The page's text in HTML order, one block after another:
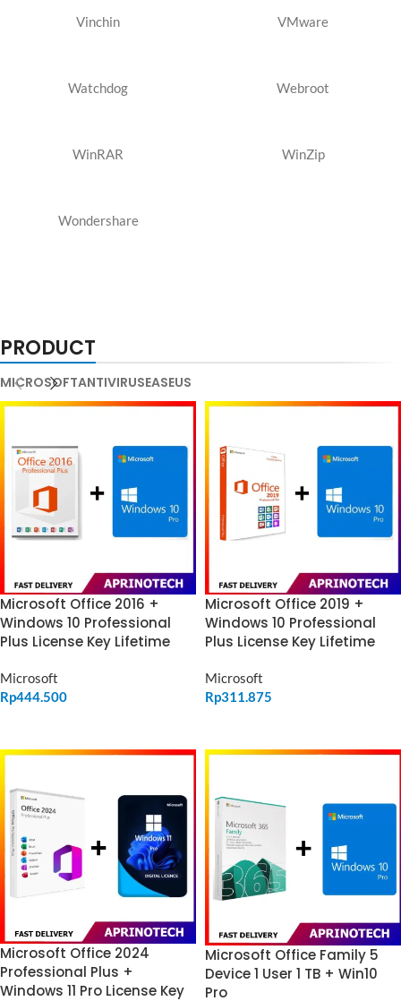
Vinchin VMware
Watchdog Webroot
WinRAR WinZip
Wondershare
PRODUCT
MICROSOFTANTIVIRUSEASEUS
Microsoft Office 2016 +
Windows 10 Professional
Plus License Key Lifetime
Microsoft
Rp444.500
Microsoft Office 2019 +
Windows 10 Professional
Plus License Key Lifetime
Microsoft
Rp311.875
Microsoft Office 2024
Professional Plus +
Windows 11 Pro License Key
Microsoft Office Family 5
Device 1 User 1 TB + Win10
Pro